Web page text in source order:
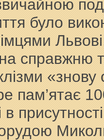
було
справжню
пам’ятає
в